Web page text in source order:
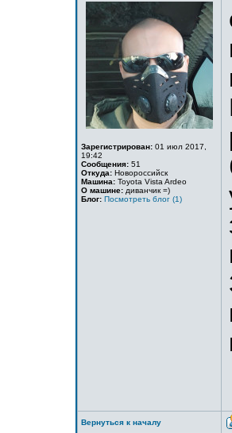
Зарегистрирован: 01 июл 2017,
19:42
Сообщения: 51
Откуда: Новороссийск
Машина: Toyota Vista Ardeo
О машине: диванчик =)
Блог: Посмотреть блог (1)
Вернуться к началу